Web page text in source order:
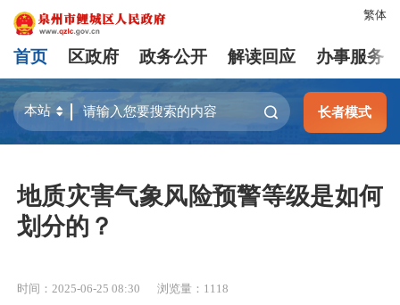
繁体
首页 区政府 政务公开 解读回应 办事服务
长者模式
地质灾害气象风险预警等级是如何
划分的？
时间：2025-06-25 08:30 浏览量： 1118